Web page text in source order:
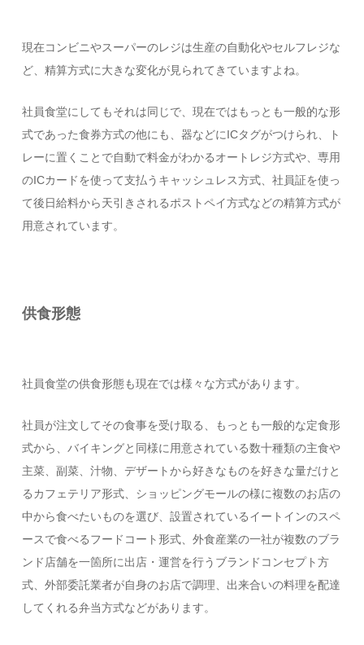
現在コンビニやスーパーのレジは生産の自動化やセルフレジな
ど、精算方式に大きな変化が見られてきていますよね。
社員食堂にしてもそれは同じで、現在ではもっとも一般的な形
式であった食券方式の他にも、器などにICタグがつけられ、ト
レーに置くことで自動で料金がわかるオートレジ方式や、専用
のICカードを使って支払うキャッシュレス方式、社員証を使っ
て後日給料から天引きされるポストペイ方式などの精算方式が
用意されています。
供食形態
社員食堂の供食形態も現在では様々な方式があります。
社員が注文してその食事を受け取る、もっとも一般的な定食形
式から、バイキングと同様に用意されている数十種類の主食や
主菜、副菜、汁物、デザートから好きなものを好きな量だけと
るカフェテリア形式、ショッピングモールの様に複数のお店の
中から食べたいものを選び、設置されているイートインのスペ
ースで食べるフードコート形式、外食産業の一社が複数のブラ
ンド店舗を一箇所に出店・運営を行うブランドコンセプト方
式、外部委託業者が自身のお店で調理、出来合いの料理を配達
してくれる弁当方式などがあります。